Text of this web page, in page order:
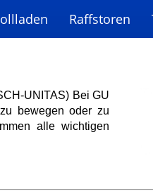
Raffstoren
UNITAS) Bei GU
bewegen oder zu
alle wichtigen